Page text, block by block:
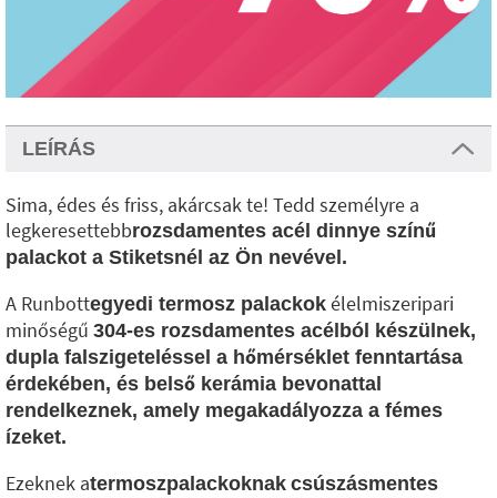
LEÍRÁS
Sima, édes és friss, akárcsak te! Tedd személyre a
legkeresettebbrozsdamentes acél dinnye színű
palackot a Stiketsnél az Ön nevével.
A Runbottegyedi termosz palackok élelmiszeripari
minőségű 304-es rozsdamentes acélból készülnek,
dupla falszigeteléssel a hőmérséklet fenntartása
érdekében, és belső kerámia bevonattal
rendelkeznek, amely megakadályozza a fémes
ízeket.
Ezeknek atermoszpalackoknak csúszásmentes